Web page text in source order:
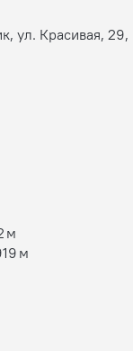
ул. Красивая, 29,
м
м